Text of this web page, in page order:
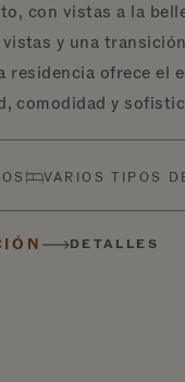
con vistas a la
y una
residencia ofrece el
comodidad y
VARIOS TIPOS
DETALLES